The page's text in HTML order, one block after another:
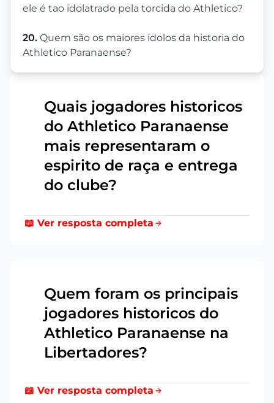
ele é tao idolatrado pela torcida do Athletico?
20. Quem são os maiores ídolos da historia do
Athletico Paranaense?
Quais jogadores historicos
do Athletico Paranaense
mais representaram o
espirito de raça e entrega
do clube?
📖 Ver resposta completa
Quem foram os principais
jogadores historicos do
Athletico Paranaense na
Libertadores?
📖 Ver resposta completa